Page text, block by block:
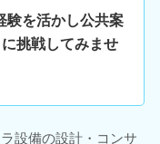
験を活かし公共案
挑戦してみませ
設備の設計・コンサ